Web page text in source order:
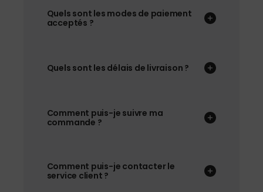
Quels sont les modes de paiement
acceptés ?
Quels sont les délais de livraison ?
Comment puis-je suivre ma
commande ?
Comment puis-je contacter le
service client ?